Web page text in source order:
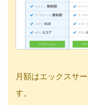
月額はエックスサ
す。